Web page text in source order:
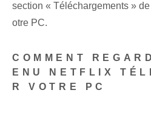
section « Téléchargements »
otre PC.
COMMENT
ENU NETFLIX
R VOTRE PC